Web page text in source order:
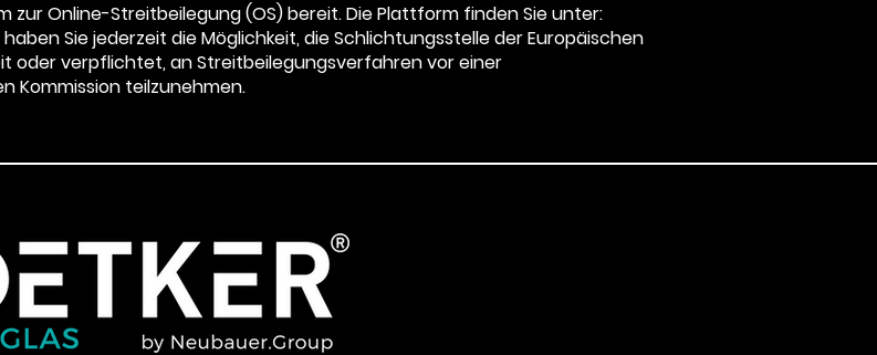
zur Online-Streitbeilegung (OS) bereit. Die Plattform finden Sie unter:
haben Sie jederzeit die Möglichkeit, die Schlichtungsstelle der Europäischen
oder verpflichtet, an Streitbeilegungsverfahren vor einer
Kommission teilzunehmen.